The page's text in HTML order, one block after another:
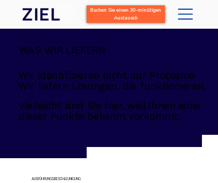
Buchen Sie einen 30-minütigen
Austausch
WAS WIR LIEFERN
Wir identifizieren nicht nur Probleme.
Wir liefern Lösungen, die funktionieren.
Vielleicht sind Sie hier, weil Ihnen einer
dieser Punkte bekannt vorkommt.
AUSFÜHRUNGSBESCHLEUNIGUNG